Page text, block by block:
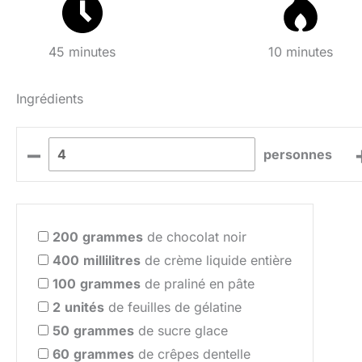
45 minutes 10 minutes
Ingrédients
– personnes
200 grammes de chocolat noir
400 millilitres de crème liquide entière
100 grammes de praliné en pâte
2 unités de feuilles de gélatine
50 grammes de sucre glace
60 grammes de crêpes dentelle